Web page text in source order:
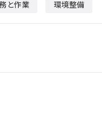
と作業 環境整備